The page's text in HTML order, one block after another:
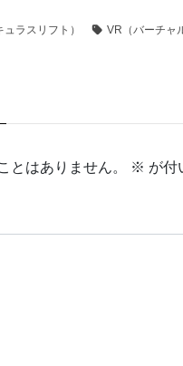
ラスリフト） VR（バーチャ
とはありません。 ※ が付